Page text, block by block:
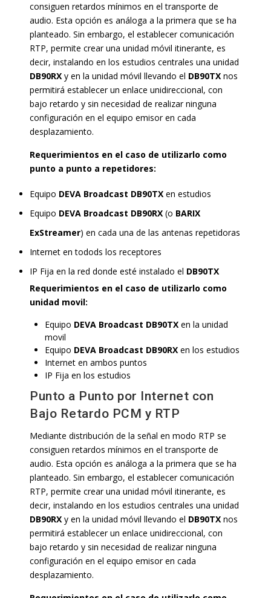
consiguen retardos mínimos en el transporte de
audio. Esta opción es análoga a la primera que se ha
planteado. Sin embargo, el establecer comunicación
RTP, permite crear una unidad móvil itinerante, es
decir, instalando en los estudios centrales una unidad
DB90RX y en la unidad móvil llevando el DB90TX nos
permitirá establecer un enlace unidireccional, con
bajo retardo y sin necesidad de realizar ninguna
configuración en el equipo emisor en cada
desplazamiento.
Requerimientos en el caso de utilizarlo como
punto a punto a repetidores:
Equipo DEVA Broadcast DB90TX en estudios
Equipo DEVA Broadcast DB90RX (o BARIX
ExStreamer) en cada una de las antenas repetidoras
Internet en todods los receptores
IP Fija en la red donde esté instalado el DB90TX
Requerimientos en el caso de utilizarlo como
unidad movil:
Equipo DEVA Broadcast DB90TX en la unidad
movil
Equipo DEVA Broadcast DB90RX en los estudios
Internet en ambos puntos
IP Fija en los estudios
Punto a Punto por Internet con
Bajo Retardo PCM y RTP
Mediante distribución de la señal en modo RTP se
consiguen retardos mínimos en el transporte de
audio. Esta opción es análoga a la primera que se ha
planteado. Sin embargo, el establecer comunicación
RTP, permite crear una unidad móvil itinerante, es
decir, instalando en los estudios centrales una unidad
DB90RX y en la unidad móvil llevando el DB90TX nos
permitirá establecer un enlace unidireccional, con
bajo retardo y sin necesidad de realizar ninguna
configuración en el equipo emisor en cada
desplazamiento.